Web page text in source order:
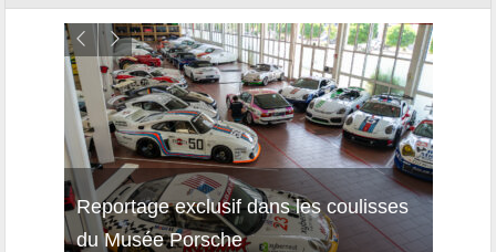
Reportage exclusif dans les coulisses
du Musée Porsche